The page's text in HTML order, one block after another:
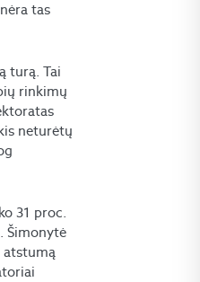
tas
turą. Tai
rinkimų
neturėtų
31 proc.
Šimonytė
atstumą